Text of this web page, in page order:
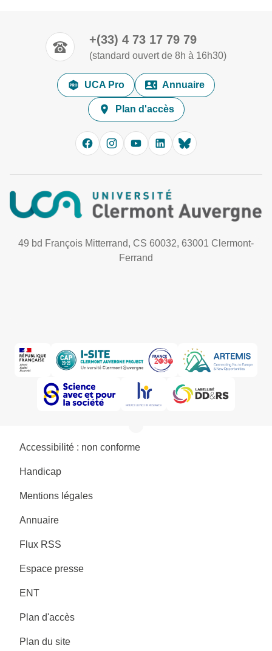
+(33) 4 73 17 79 79
(standard ouvert de 8h à 16h30)
UCA Pro Annuaire
Plan d'accès
49 bd François Mitterrand, CS 60032, 63001 Clermont-
Ferrand
Accessibilité : non conforme
Handicap
Mentions légales
Annuaire
Flux RSS
Espace presse
ENT
Plan d'accès
Plan du site